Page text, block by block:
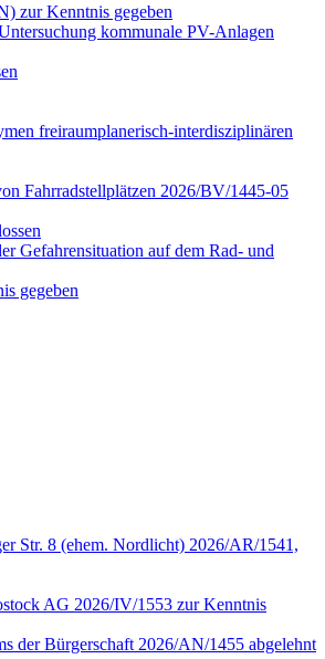
zur Kenntnis gegeben
kommunale PV-Anlagen
freiraumplanerisch-interdisziplinären
Fahrradstellplätzen 2026/BV/1445-05
Gefahrensituation auf dem Rad- und
gegeben
Str. 8 (ehem. Nordlicht) 2026/AR/1541,
AG 2026/IV/1553 zur Kenntnis
der Bürgerschaft 2026/AN/1455 abgelehnt